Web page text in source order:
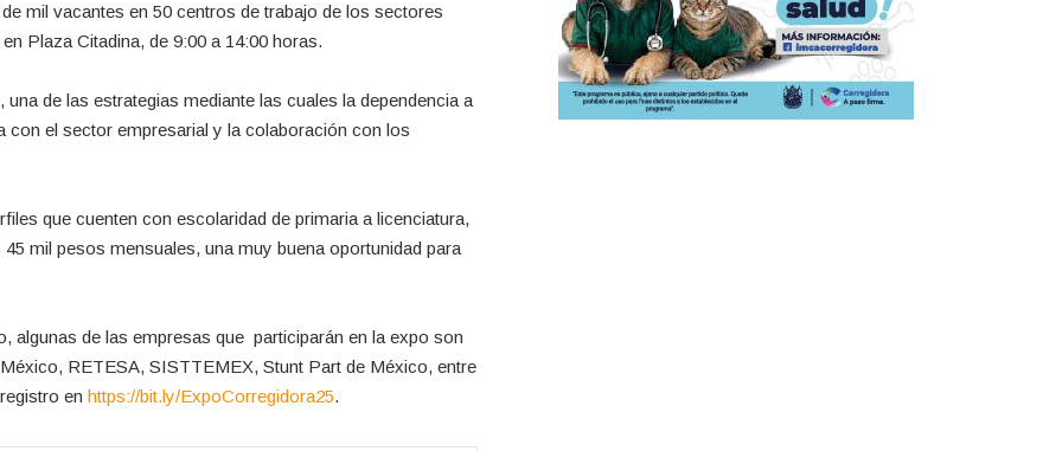
mil vacantes en 50 centros de trabajo de los sectores
Plaza Citadina, de 9:00 a 14:00 horas.
de las estrategias mediante las cuales la dependencia a
el sector empresarial y la colaboración con los
que cuenten con escolaridad de primaria a licenciatura,
mil pesos mensuales, una muy buena oportunidad para
algunas de las empresas que participarán en la expo son
RETESA, SISTTEMEX, Stunt Part de México, entre
en https://bit.ly/ExpoCorregidora25.